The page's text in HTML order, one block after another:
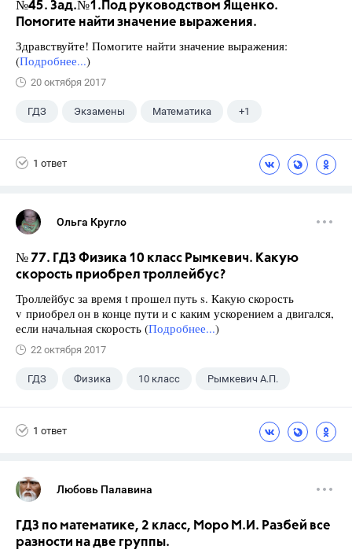
№45. Зад.№1.Под руководством Ященко.
Помогите найти значение выражения.
Здравствуйте! Помогите найти значение выражения:
(Подробнее...)
20 октября 2017
ГДЗ Экзамены Математика +1
1 ответ
Ольга Кругло
№ 77. ГДЗ Физика 10 класс Рымкевич. Какую
скорость приобрел троллейбус?
Троллейбус за время t прошел путь s. Какую скорость
v приобрел он в конце пути и с каким ускорением а двигался,
если начальная скорость (Подробнее...)
22 октября 2017
ГДЗ Физика 10 класс Рымкевич А.П.
1 ответ
Любовь Палавина
ГДЗ по математике, 2 класс, Моро М.И. Разбей все
разности на две группы.